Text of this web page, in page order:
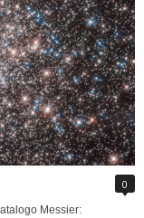
0
Messier: